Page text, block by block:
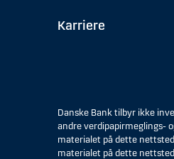
Karriere
Danske Bank tilbyr ikke
andre verdipapirmeglings-
materialet på dette
materialet på dette